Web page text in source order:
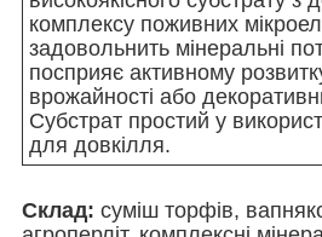
комплексу поживних
задовольнить мінеральні
посприяє активному
врожайності або
Субстрат простий у
для довкілля.
Склад: суміш торфів,